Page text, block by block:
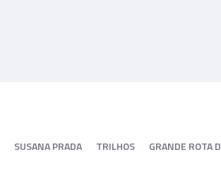
SUSANA PRADA TRILHOS GRANDE ROTA